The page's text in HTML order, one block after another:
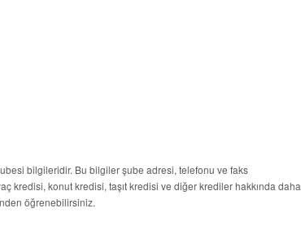
bilgileridir. Bu bilgiler şube adresi, telefonu ve faks
kredisi, konut kredisi, taşıt kredisi ve diğer krediler hakkında daha
öğrenebilirsiniz.